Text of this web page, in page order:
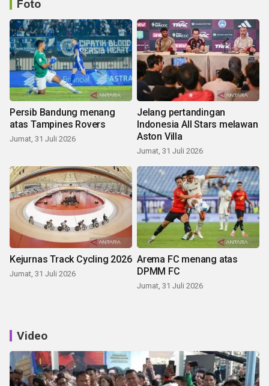
Foto
Persib Bandung menang
atas Tampines Rovers
Jumat, 31 Juli 2026
Jelang pertandingan
Indonesia All Stars melawan
Aston Villa
Jumat, 31 Juli 2026
Kejurnas Track Cycling 2026
Jumat, 31 Juli 2026
Arema FC menang atas
DPMM FC
Jumat, 31 Juli 2026
Video